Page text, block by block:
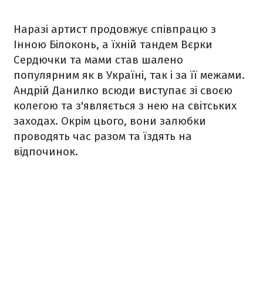
Наразі артист продовжує співпрацю з
Інною Білоконь, а їхній тандем Вєрки
Сердючки та мами став шалено
популярним як в Україні, так і за її межами.
Андрій Данилко всюди виступає зі своєю
колегою та з'являється з нею на світських
заходах. Окрім цього, вони залюбки
проводять час разом та їздять на
відпочинок.